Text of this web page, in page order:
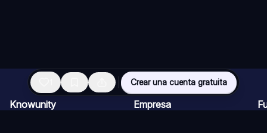
Crear una cuenta gratuita
Knowunity Empresa